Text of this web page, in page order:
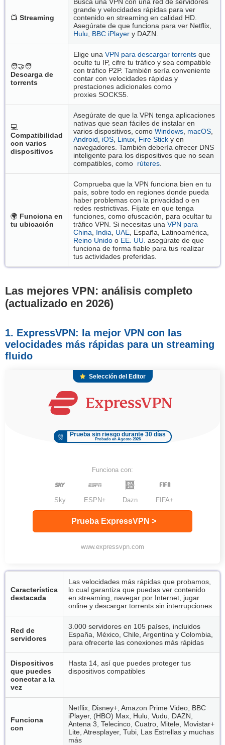
📺 Streaming
grande y velocidades rápidas para ver
contenido en streaming en calidad HD.
Asegúrate de que funciona para ver Netflix,
Hulu
BBC iPlayer y DAZN.
🧑‍🤝‍🧑
Descarga de
torrents
Elige una VPN para descargar torrents que
oculte tu IP, cifre tu tráfico y sea compatible
con tráfico P2P. También sería conveniente
contar con velocidades rápidas y
prestaciones adicionales como
proxies SOCKS5.
💻
Compatibilidad
con varios
dispositivos
Asegúrate de que la VPN tenga aplicaciones
nativas que sean fáciles de instalar en
varios dispositivos, como Windows macOS
Android
iOS Linux Fire Stick y en
navegadores. También debería ofrecer DNS
inteligente para los dispositivos que no sean
compatibles, como rúteres
🌍 Funciona en
tu ubicación
Comprueba que la VPN funciona bien en tu
país, sobre todo en regiones donde pueda
haber problemas con la privacidad o en
redes restrictivas. Fíjate en que tenga
funciones, como ofuscación, para ocultar tu
tráfico VPN. Si necesitas una VPN para
China
India UAE , España, Latinoamérica,
Reino Unido o EE. UU. asegúrate de que
funciona de forma fiable para tus realizar
tus actividades preferidas.
Las mejores VPN: análisis completo
(actualizado en 2026)
1. ExpressVPN: la mejor VPN con las
velocidades más rápidas para un streaming
fluido
Selección del Editor
Prueba sin riesgo durante 30 días
Probado en Agosto 2026
Funciona con:
Sky ESPN+ Dazn FIFA+
Prueba ExpressVPN >
www.expressvpn.com
Característica
destacada
Las velocidades más rápidas que probamos,
lo cual garantiza que puedas ver contenido
en streaming, navegar por Internet, jugar
online y descargar torrents sin interrupciones
Red de
servidores
3.000 servidores en 105 países, incluidos
España, México, Chile, Argentina y Colombia,
para ofrecerte las conexiones más rápidas
Dispositivos
que puedes
conectar a la
vez
Hasta 14, así que puedes proteger tus
dispositivos compatibles
Funciona
con
Netflix, Disney+, Amazon Prime Video, BBC
iPlayer, (HBO) Max, Hulu, Vudu, DAZN,
Antena 3, Telecinco, Cuatro, Mitele, Movistar+
Lite, Atresplayer, Tubi, Las Estrellas y muchas
más